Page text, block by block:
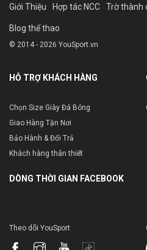
Giới Thiệu Hợp tác NCC Trờ thành
Blog thể thao
© 2014 - 2026 YouSport.vn
HỖ TRỢ KHÁCH HÀNG
Chọn Size Giày Đá Bóng
Giao Hàng Tận Nơi
Bảo Hành & Đổi Trả
Khách hàng thân thiết
DÒNG THỜI GIAN FACEBOOK
Theo dõi YouSport